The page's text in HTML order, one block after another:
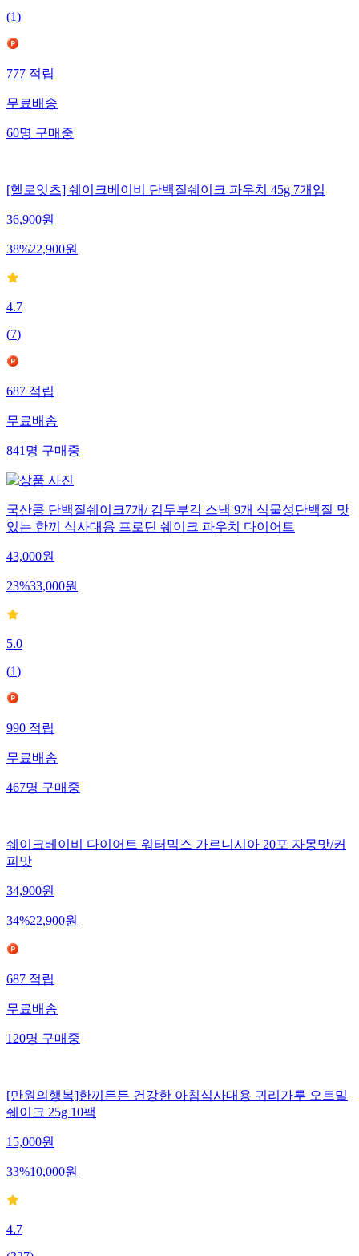
(1)
777적립
무료배송
60명구매중
[헬로잇츠] 쉐이크베이비 단백질쉐이크 파우치 45g 7개입
36,900원
38%22,900원
4.7
(7)
687적립
무료배송
841명구매중
국산콩 단백질쉐이크7개/ 김두부각 스낵 9개 식물성단백질 맛
있는 한끼 식사대용 프로틴 쉐이크 파우치 다이어트
43,000원
23%33,000원
5.0
(1)
990적립
무료배송
467명구매중
쉐이크베이비 다이어트 워터믹스 가르니시아 20포 자몽맛/커
피맛
34,900원
34%22,900원
687적립
무료배송
120명구매중
[만원의행복]한끼든든 건강한 아침식사대용 귀리가루 오트밀
쉐이크 25g 10팩
15,000원
33%10,000원
4.7